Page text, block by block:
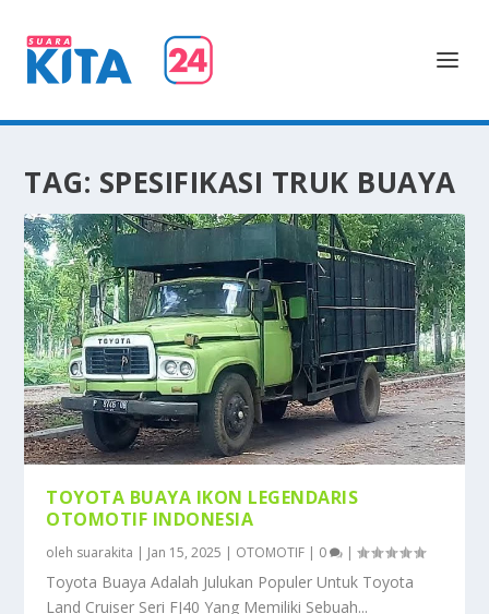
TAG: SPESIFIKASI TRUK BUAYA
TOYOTA BUAYA IKON LEGENDARIS
OTOMOTIF INDONESIA
oleh suarakita Jan 15, 2025 OTOMOTIF 0 |
Toyota Buaya Adalah Julukan Populer Untuk Toyota
Land Cruiser Seri FJ40 Yang Memiliki Sebuah...